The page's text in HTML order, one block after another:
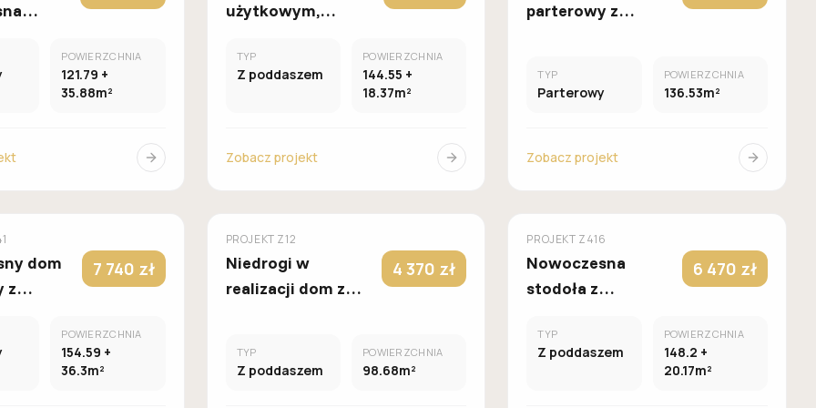
POWIERZCHNIA
121.79 +
35.88m²
użytkowym,
lukarną, garażem i
schowkiem na
TYP
Z poddaszem
POWIERZCHNIA
144.55 +
18.37m²
Zobacz projekt
parterowy z
pomieszczeń,
TYP
Parterowy
POWIERZCHNIA
136.53m²
Zobacz projekt
dom
z
7 740 zł
POWIERZCHNIA
154.59 +
36.3m²
Z500
PROJEKT Z12
Niedrogi w
realizacji dom z
dwuspadowym i
4 370 zł
TYP
Z poddaszem
POWIERZCHNIA
98.68m²
Z500
PROJEKT Z416
Nowoczesna
stodoła z
gabinetem, 3
sypialniami i
6 470 zł
TYP
Z poddaszem
POWIERZCHNIA
148.2 +
20.17m²